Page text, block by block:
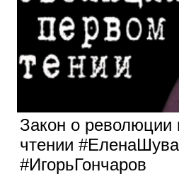
Закон о революции
чтении
#ИгорьГончаров